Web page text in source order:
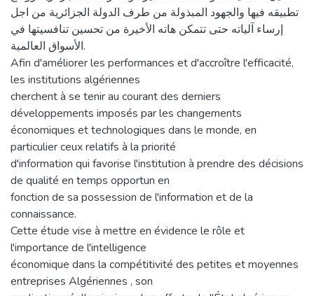
تطبيقه فيها والجهود المبذولة من طرف الدولة الجزائرية من اجل
إرساء آلياته حتى تتمكن هاته الأخيرة من تحسين تنافسيتها في
الأسواق العالمية.
Afin d'améliorer les performances et d'accroître l'efficacité,
les institutions algériennes
cherchent à se tenir au courant des derniers
développements imposés par les changements
économiques et technologiques dans le monde, en
particulier ceux relatifs à la priorité
d'information qui favorise l'institution à prendre des décisions
de qualité en temps opportun en
fonction de sa possession de l'information et de la
connaissance.
Cette étude vise à mettre en évidence le rôle et
l'importance de l'intelligence
économique dans la compétitivité des petites et moyennes
entreprises Algériennes , son